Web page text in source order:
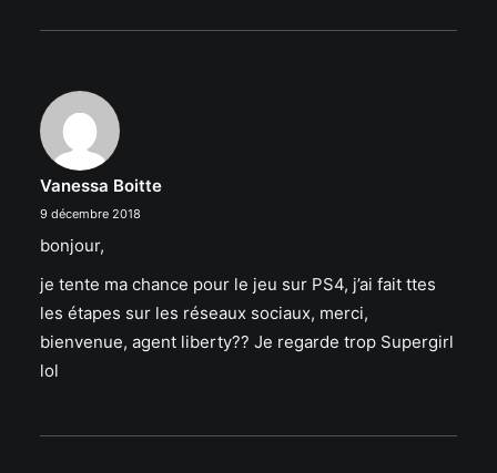
Vanessa Boitte
9 décembre 2018
bonjour,
je tente ma chance pour le jeu sur PS4, j’ai fait ttes
les étapes sur les réseaux sociaux, merci,
bienvenue, agent liberty?? Je regarde trop Supergirl
lol